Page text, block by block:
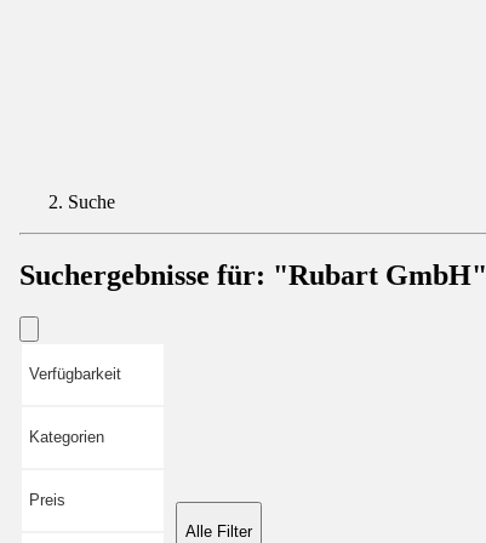
Suche
Suchergebnisse für: "Rubart GmbH"
Verfügbarkeit
Kategorien
Preis
Alle Filter